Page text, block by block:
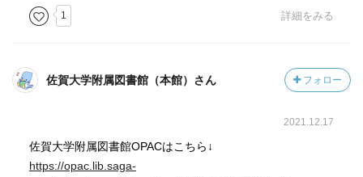
二人の家出は、極寒の森の冬と共に終わってしまうのか、
山賊たちがこの先どう生きるのか、どこをとっても素晴ら
このお話は、とてもフェミニズム的だとも思いました。
の子だった。昔話なら男の子を望むところでしょうが、こ
この山賊たちはみんな両手を上げて祝福するのです。
もちろん男たちは山賊しごとにでかけ、女は家にいます
1 詳細をみる
佐賀大学附属図書館（本館）さん フォロー
2021.12.17
佐賀大学附属図書館OPACはこちら↓
https://opac.lib.saga-